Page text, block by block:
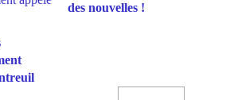
des nouvelles !